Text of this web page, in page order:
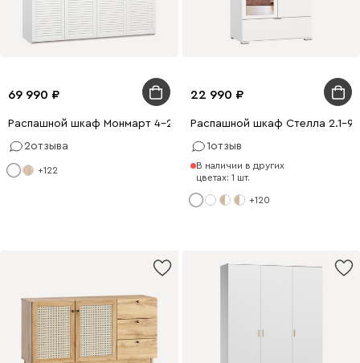
69 990
Распашной шкаф Монмарт 4-200x240 Белый
2отзыва
+122
22 990
Распашной шкаф Стелла 2.1-
1отзыв
В наличии в других
цветах: 1 шт.
+120